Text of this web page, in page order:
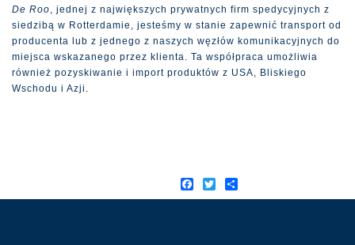
De Roo, jednej z największych prywatnych firm spedycyjnych z
siedzibą w Rotterdamie, jesteśmy w stanie zapewnić transport od
producenta lub z jednego z naszych węzłów komunikacyjnych do
miejsca wskazanego przez klienta. Ta współpraca umożliwia
również pozyskiwanie i import produktów z USA, Bliskiego
Wschodu i Azji.
Facebook
Twitter